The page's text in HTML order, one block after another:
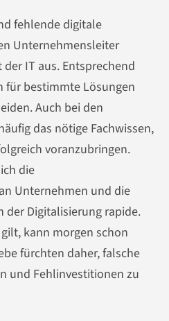
fehlende digitale
Unternehmensleiter
IT aus. Entsprechend
für bestimmte Lösungen
Auch bei den
das nötige Fachwissen,
voranzubringen.
die
Unternehmen und die
der Digitalisierung rapide.
kann morgen schon
fürchten daher, falsche
und Fehlinvestitionen zu